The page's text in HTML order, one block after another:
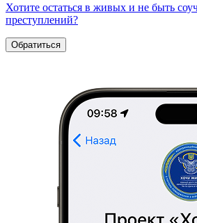
Хотите остаться в живых и не быть
преступлений?
Обратиться